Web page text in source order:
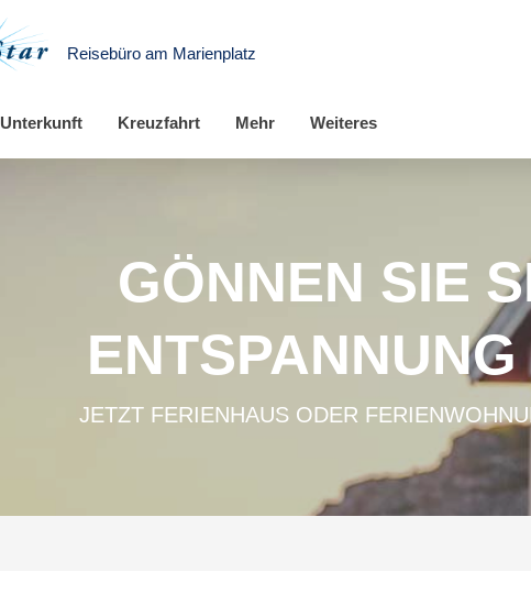
Reisebüro am Marienplatz
Unterkunft Kreuzfahrt Mehr Weiteres
GÖNNEN SIE
JETZT FERIENHAUS ODER